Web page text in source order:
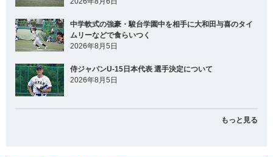
中学軟式の強豪・駿台学園中を相手に大和田与喜のタイ
ムリーなどで食らいつく
2026年8月5日
侍ジャパンU-15日本代表 選手決定について
2026年8月5日
もっと見る